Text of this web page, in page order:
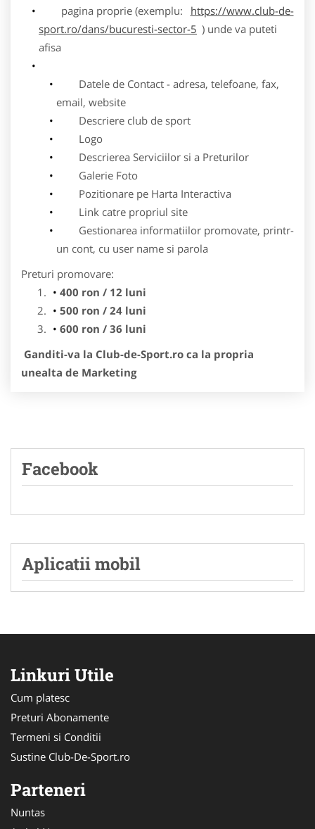
pagina proprie (exemplu:
https://www.club-de-
sport.ro/dans/bucuresti-sector-5 ) unde va puteti
afisa
Datele de Contact - adresa, telefoane, fax,
email, website
Descriere club de sport
Logo
Descrierea Serviciilor si a Preturilor
Galerie Foto
Pozitionare pe Harta Interactiva
Link catre propriul site
Gestionarea informatiilor promovate, printr-
un cont, cu user name si parola
Preturi promovare:
400 ron / 12 luni
500 ron / 24 luni
600 ron / 36 luni
Ganditi-va la Club-de-Sport.ro ca la propria
unealta de Marketing
Facebook
Aplicatii mobil
Linkuri Utile
Cum platesc
Preturi Abonamente
Termeni si Conditii
Sustine Club-De-Sport.ro
Parteneri
Nuntas